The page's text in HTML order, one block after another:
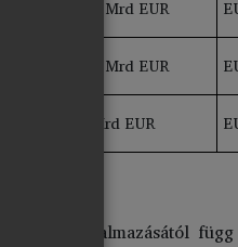
8,9 Mrd EUR
9,8 Mrd EUR
5 Mrd EUR
és alkalmazásától